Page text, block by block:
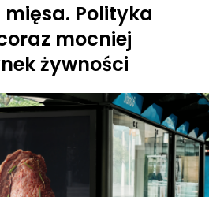
Polityka
mocniej
żywności